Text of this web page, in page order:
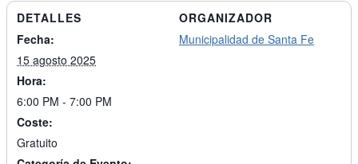
DETALLES
Fecha:
15 agosto 2025
Hora:
6:00 PM - 7:00 PM
Coste:
Gratuito
ORGANIZADOR
Municipalidad de Santa Fe